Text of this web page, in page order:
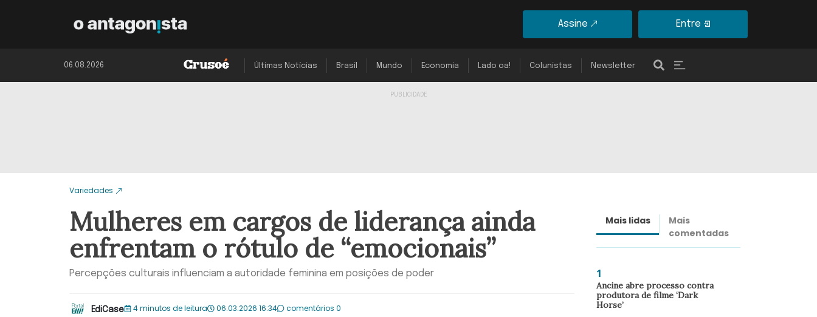
Assine Entre
06.08.2026 Últimas Notícias Brasil Mundo Economia Lado oa! Colunistas Newsletter
Variedades
Mulheres em cargos de liderança ainda
enfrentam o rótulo de “emocionais”
Percepções culturais influenciam a autoridade feminina em posições de poder
EdiCase 4 minutos de leitura 06.03.2026 16:34 comentários 0
Mais lidas
Mais
comentadas
1
Ancine abre processo contra
produtora de filme ‘Dark
Horse’